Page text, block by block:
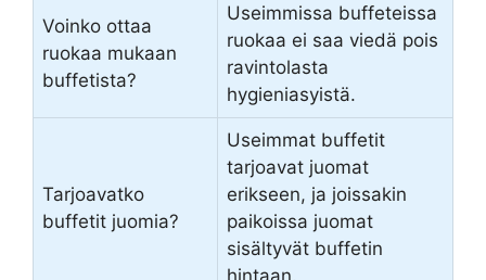
Voinko ottaa
ruokaa mukaan
buffetista?
Useimmissa buffeteissa
ruokaa ei saa viedä pois
ravintolasta
hygieniasyistä.
Tarjoavatko
buffetit juomia?
Useimmat buffetit
tarjoavat juomat
erikseen, ja joissakin
paikoissa juomat
sisältyvät buffetin
hintaan.